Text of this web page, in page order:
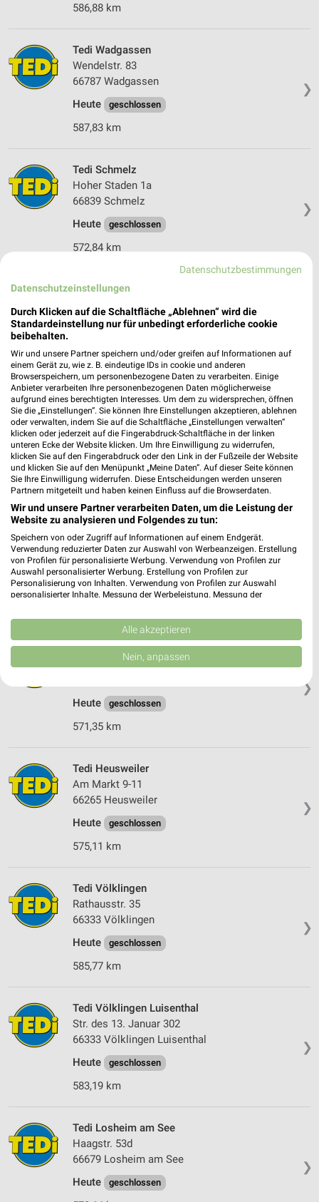
586,88 km
❯
Tedi Wadgassen
Wendelstr. 83
66787 Wadgassen
Heute
geschlossen
587,83 km
❯
Tedi Schmelz
Hoher Staden 1a
66839 Schmelz
Heute
geschlossen
572,84 km
Tedi Merzig
Poststraße 1
66663 Merzig
584,09 km
Tedi Püttlingen
Am Marktplatz 4
66346 Püttlingen
Heute geschlossen
581,17 km
Tedi Schmelz
Franz-Birringer-Str. 27
66839 Schmelz
Heute geschlossen
❯
Tedi Lebach
Poststr. 24
Heute
geschlossen
571,35 km
❯
Tedi Heusweiler
Am Markt 9-11
66265 Heusweiler
Heute
geschlossen
575,11 km
❯
Tedi Völklingen
Rathausstr. 35
66333 Völklingen
Heute
geschlossen
585,77 km
❯
Tedi Völklingen Luisenthal
Str. des 13. Januar 302
66333 Völklingen Luisenthal
Heute
geschlossen
583,19 km
❯
Tedi Losheim am See
Haagstr. 53d
66679 Losheim am See
Heute
geschlossen
Datenschutzbestimmungen
Datenschutzeinstellungen
Durch Klicken auf die Schaltfläche „Ablehnen“ wird die
Standardeinstellung nur für unbedingt erforderliche cookie
beibehalten.
Wir und unsere Partner speichern und/oder greifen auf Informationen auf
einem Gerät zu, wie z. B. eindeutige IDs in cookie und anderen
Browserspeichern, um personenbezogene Daten zu verarbeiten. Einige
Anbieter verarbeiten Ihre personenbezogenen Daten möglicherweise
aufgrund eines berechtigten Interesses. Um dem zu widersprechen, öffnen
Sie die „Einstellungen“. Sie können Ihre Einstellungen akzeptieren, ablehnen
oder verwalten, indem Sie auf die Schaltfläche „Einstellungen verwalten“
klicken oder jederzeit auf die Fingerabdruck-Schaltfläche in der linken
unteren Ecke der Website klicken. Um Ihre Einwilligung zu widerrufen,
klicken Sie auf den Fingerabdruck oder den Link in der Fußzeile der Website
und klicken Sie auf den Menüpunkt „Meine Daten“. Auf dieser Seite können
Sie Ihre Einwilligung widerrufen. Diese Entscheidungen werden unseren
Partnern mitgeteilt und haben keinen Einfluss auf die Browserdaten.
Wir und unsere Partner verarbeiten Daten, um die Leistung der
Website zu analysieren und Folgendes zu tun:
Speichern von oder Zugriff auf Informationen auf einem Endgerät.
Verwendung reduzierter Daten zur Auswahl von Werbeanzeigen. Erstellung
von Profilen für personalisierte Werbung. Verwendung von Profilen zur
Auswahl personalisierter Werbung. Erstellung von Profilen zur
Personalisierung von Inhalten. Verwendung von Profilen zur Auswahl
personalisierter Inhalte. Messung der Werbeleistung. Messung der
Kombinationen von Daten aus verschiedenen Quellen. Entwicklung und
Verbesserung der Angebote. Verwendung reduzierter Daten zur Auswahl
von Inhalten.
Daten können außerhalb der Europäischen Union weitergegeben und in die
Website/App.
Partnerliste anzeigen (1 IAB-Anbieter)
Wir nutzen Ihre Daten für folgende Zwecke:
Speichern von oder Zugriff auf Informationen
auf einem Endgerät
Verwendung reduzierter Daten zur Auswahl von
Werbeanzeigen
Erstellung von Profilen für personalisierte
Verwendung von Profilen zur Auswahl
personalisierter Werbung
Erstellung von Profilen zur Personalisierung
von Inhalten
Verwendung von Profilen zur Auswahl
Messung der Werbeleistung
Messung der Performance von Inhalten
Analyse von Zielgruppen durch Statistiken oder
Kombinationen von Daten aus verschiedenen
Entwicklung und Verbesserung der Angebote
Verwendung reduzierter Daten zur Auswahl von
Inhalten
Alle akzeptieren
Nein, anpassen